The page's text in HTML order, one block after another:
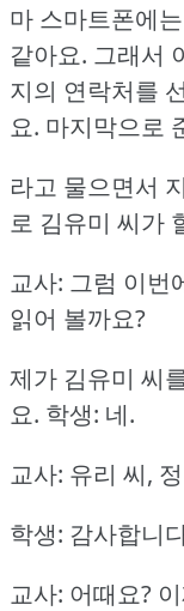
마 스마트폰에
같아요. 그래서
지의 연락처를
요. 마지막으로
라고 물으면서
로 김유미 씨가
교사: 그럼 이번
읽어 볼까요?
제가 김유미 씨
요. 학생: 네.
교사: 유리 씨,
학생: 감사합니
교사: 어때요?